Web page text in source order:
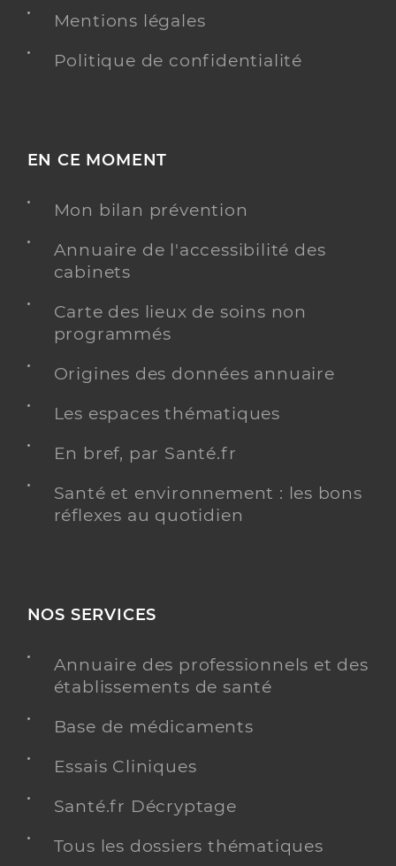
Mentions légales
Politique de confidentialité
EN CE MOMENT
Mon bilan prévention
Annuaire de l'accessibilité des
cabinets
Carte des lieux de soins non
programmés
Origines des données annuaire
Les espaces thématiques
En bref, par Santé.fr
Santé et environnement : les bons
réflexes au quotidien
NOS SERVICES
Annuaire des professionnels et des
établissements de santé
Base de médicaments
Essais Cliniques
Santé.fr Décryptage
Tous les dossiers thématiques